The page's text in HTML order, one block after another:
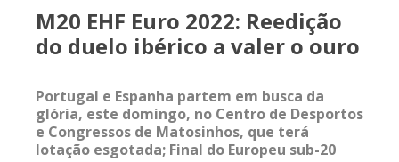
M20 EHF Euro 2022: Reedição
do duelo ibérico a valer o ouro
Portugal e Espanha partem em busca da
glória, este domingo, no Centro de Desportos
e Congressos de Matosinhos, que terá
lotação esgotada; Final do Europeu sub-20